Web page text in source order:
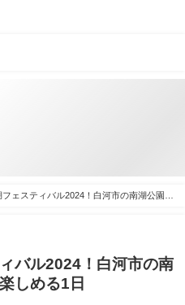
ェスティバル2024！白河市の南湖公園
バル2024！白河市の南
しめる1日